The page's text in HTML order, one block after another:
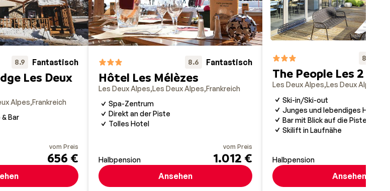
8.9 Fantastisch
Les Deux
Alpes Frankreich
Bar
vom Preis
656 €
8.6 Fantastisch
Hôtel Les Mélèzes
Les Deux Alpes Les Deux Alpes Frankreich
Spa-Zentrum
Direkt an der Piste
Tolles Hotel
Halbpension
vom Preis
1.012 €
Ansehen
8.8
The People Les 2
Les Deux Alpes Les Deux Alpes
Ski-in/Ski-out
Junges und lebendiges Hostel
Bar mit Blick auf die Piste
Skilift in Laufnähe
Halbpension
Ansehen